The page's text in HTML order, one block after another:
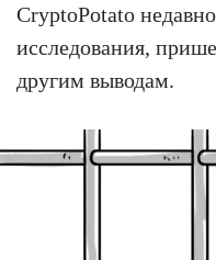
CryptoPotato
исследования,
другим выводам.